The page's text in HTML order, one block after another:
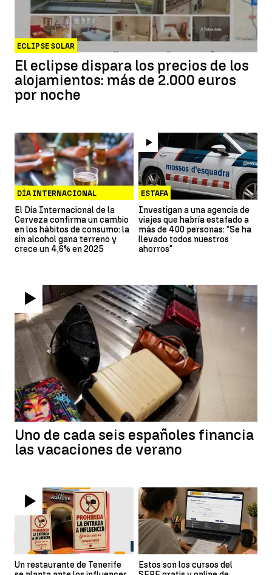
ECLIPSE SOLAR
El eclipse dispara los precios de los
alojamientos: más de 2.000 euros
por noche
DÍA INTERNACIONAL
CERVEZA
El Día Internacional de la
Cerveza confirma un cambio
en los hábitos de consumo: la
sin alcohol gana terreno y
crece un 4,6% en 2025
ESTAFA
Investigan a una agencia de
viajes que habría estafado a
más de 400 personas: "Se ha
llevado todos nuestros
ahorros"
Uno de cada seis españoles financia
las vacaciones de verano
Un restaurante de Tenerife
Estos son los cursos del